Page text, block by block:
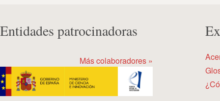
Entidades patrocinadoras
Más colaboradores »